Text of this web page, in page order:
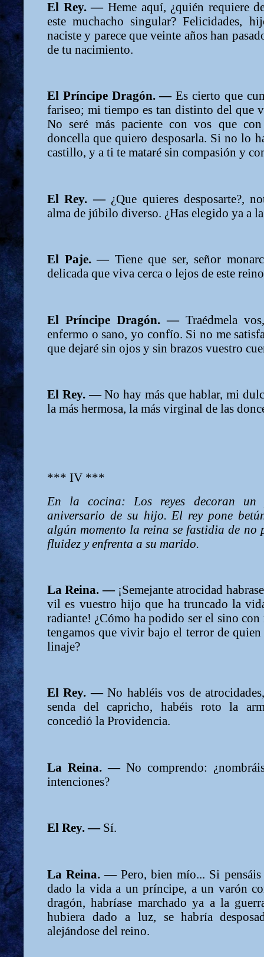
El Rey. — Heme aquí, ¿quién requiere
este muchacho singular? Felicidades,
naciste y parece que veinte años han
de tu nacimiento.
El Príncipe Dragón. —Es cierto que
fariseo; mi tiempo es tan distinto del que
No seré más paciente con vos que
doncella que quiero desposarla. Si no lo
castillo, y a ti te mataré sin compasión y
El Rey. — ¿Que quieres desposarte?,
alma de júbilo diverso. ¿Has elegido ya a
El Paje. — Tiene que ser, señor
delicada que viva cerca o lejos de este
El Príncipe Dragón. — Traédmela
enfermo o sano, yo confío. Si no me
que dejaré sin ojos y sin brazos vuestro
El Rey. —No hay más que hablar, mi
la más hermosa, la más virginal de las
*** IV ***
En la cocina: Los reyes decoran un
aniversario de su hijo. El rey pone
algún momento la reina se fastidia de no
fluidez y enfrenta a su marido.
La Reina. — ¡Semejante atrocidad
vil es vuestro hijo que ha truncado la
radiante! ¿Cómo ha podido ser el sino
tengamos que vivir bajo el terror de quien
linaje?
El Rey. —No habléis vos de
senda del capricho, habéis roto la
concedió la Providencia.
La Reina. — No comprendo:
intenciones?
El Rey. — Sí.
La Reina. —Pero, bien mío... Si
dado la vida a un príncipe, a un varón
dragón, habríase marchado ya a la
hubiera dado a luz, se habría
alejándose del reino.